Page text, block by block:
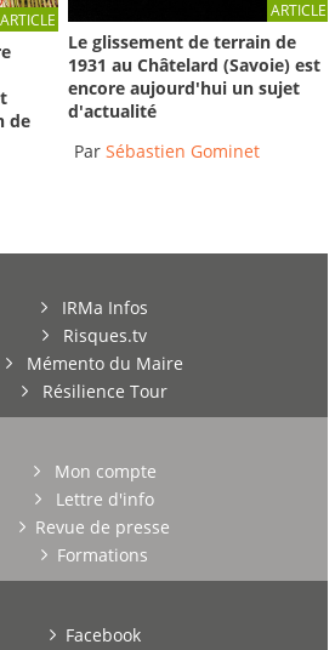
ARTICLE
de
ARTICLE
Le glissement de terrain de
1931 au Châtelard (Savoie) est
encore aujourd'hui un sujet
d'actualité
ParSébastien Gominet
IRMa Infos
Risques.tv
Mémento du Maire
Résilience Tour
Mon compte
Lettre d'info
Revue de presse
Formations
Facebook